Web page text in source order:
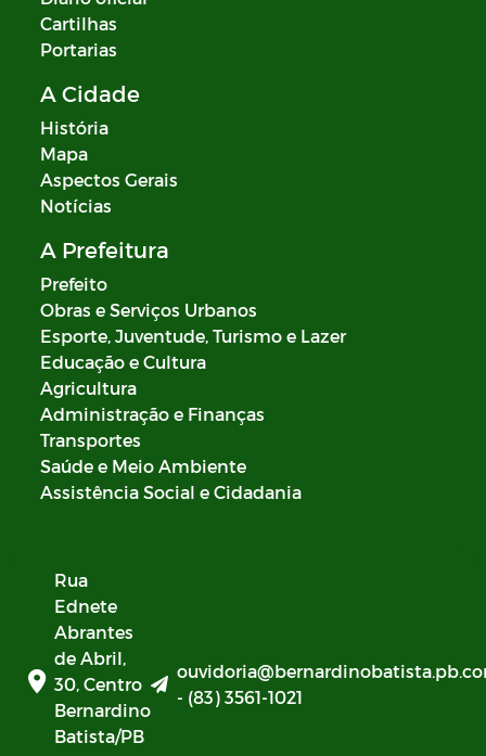
Cartilhas
Portarias
A Cidade
História
Mapa
Aspectos Gerais
Notícias
A Prefeitura
Prefeito
Obras e Serviços Urbanos
Esporte, Juventude, Turismo e Lazer
Educação e Cultura
Agricultura
Administração e Finanças
Transportes
Saúde e Meio Ambiente
Assistência Social e Cidadania
Rua
Ednete
Abrantes
de Abril,
30, Centro
Bernardino
Batista/PB
- (83) 3561-1021